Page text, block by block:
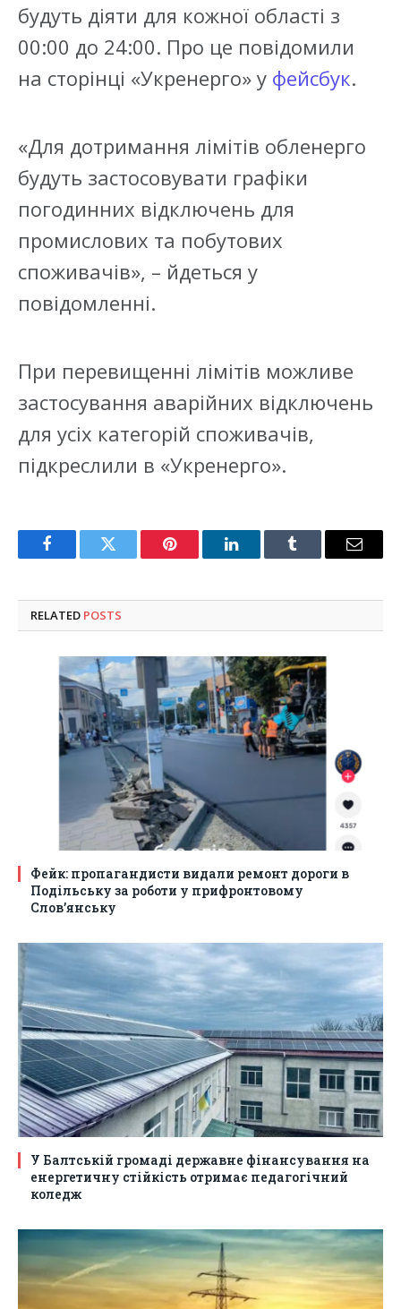
будуть діяти для кожної області з
00:00 до 24:00. Про це повідомили
на сторінці «Укренерго» у фейсбук.
«Для дотримання лімітів обленерго
будуть застосовувати графіки
погодинних відключень для
промислових та побутових
споживачів», – йдеться у
повідомленні.
При перевищенні лімітів можливе
застосування аварійних відключень
для усіх категорій споживачів,
підкреслили в «Укренерго».
FacebookTwitter Pinterest LinkedInTumblr Email
RELATED POSTS
Фейк: пропагандисти видали ремонт дороги в
Подільську за роботи у прифронтовому
Слов’янську
У Балтській громаді державне фінансування на
енергетичну стійкість отримає педагогічний
коледж